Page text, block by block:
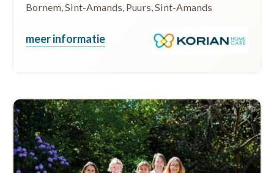
Bornem, Sint-Amands, Puurs, Sint-Amands
meer informatie